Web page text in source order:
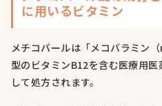
に用いるビタミン
メチコバールは「メコバラミン
型のビタミンB12を含む医療用
して処方されます。